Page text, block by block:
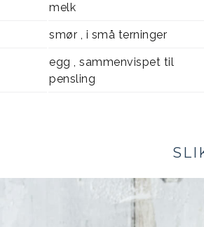
melk
smør , i små terninger
egg , sammenvispet til
pensling